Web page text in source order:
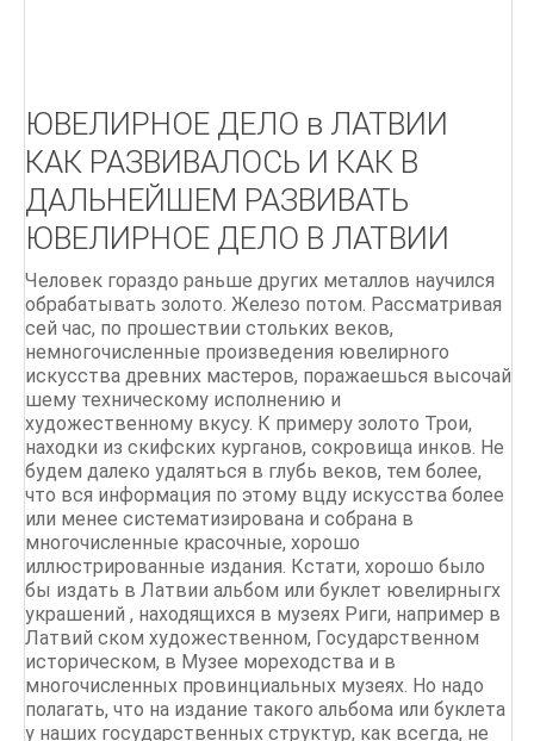
ЮВЕЛИРНОЕ ДЕЛО в ЛАТВИИ
КАК РАЗВИВАЛОСЬ И КАК В
ДАЛЬНЕЙШЕМ РАЗВИВАТЬ
ЮВЕЛИРНОЕ ДЕЛО В ЛАТВИИ
Человек гораздо раньше других металлов научился
обрабатывать золото. Железо потом. Рассматривая
сей час, по прошествии стольких веков,
немногочисленные произведения ювелирного
искусства древних мастеров, поражаешься высочай
шему техническому исполнению и
художественному вкусу. К примеру золото Трои,
находки из скифских курганов, сокровища инков. Не
будем далеко удаляться в глубь веков, тем более,
что вся информация по этому вцду искусства более
или менее систематизирована и собрана в
многочисленные красочные, хорошо
иллюстрированные издания. Кстати, хорошо было
бы издать в Латвии альбом или буклет ювелирныгх
украшений , находящихся в музеях Риги, например в
Латвий ском художественном, Государственном
историческом, в Музее мореходства и в
многочисленных провинциальных музеях. Но надо
полагать, что на издание такого альбома или буклета
у наших государственных структур, как всегда, не